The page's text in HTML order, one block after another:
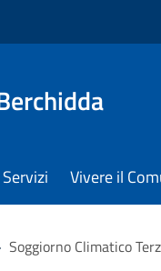
Servizi Vivere il
Soggiorno Climatico